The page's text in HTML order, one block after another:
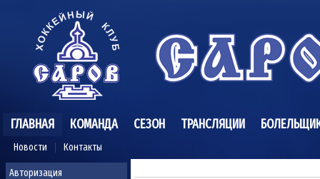
ГЛАВНАЯ
Новости Контакты
КОМАНДА СЕЗОН ТРАНСЛЯЦИИ
Авторизация